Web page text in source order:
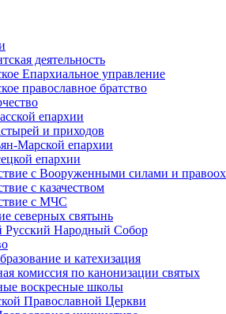
деятельность
Епархиальное управление
православное братство
епархии
и приходов
Марской епархии
епархии
с Вооруженными силами и
с казачеством
с МЧС
северных святынь
Русский Народный Собор
и катехизация
комиссия по канонизации святых
воскресные школы
Православной Церкви